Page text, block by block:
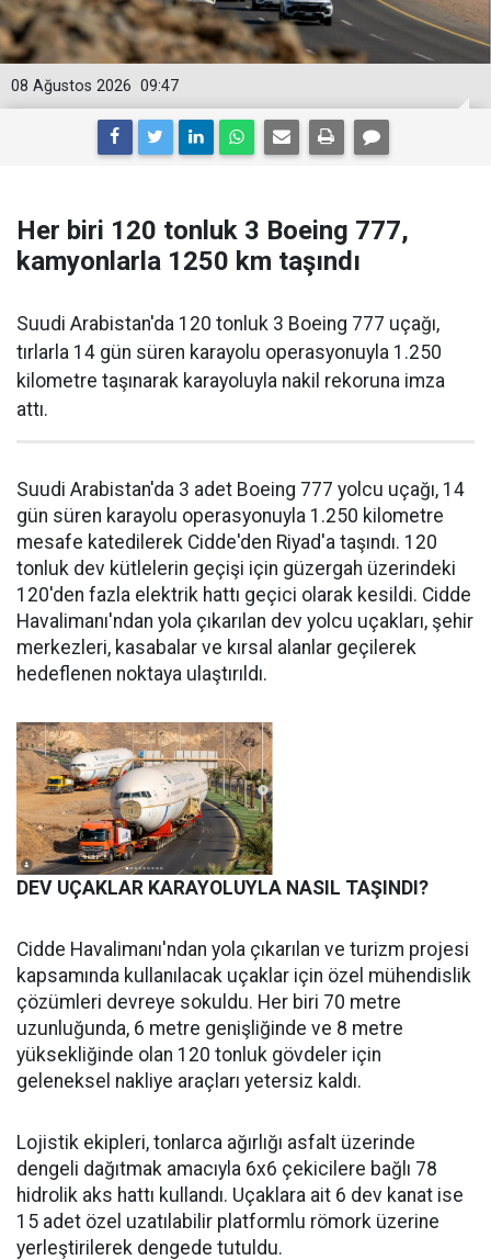
09:47
08 Ağustos 2026
Her biri 120 tonluk 3 Boeing 777,
kamyonlarla 1250 km taşındı
Suudi Arabistan'da 120 tonluk 3 Boeing 777 uçağı,
tırlarla 14 gün süren karayolu operasyonuyla 1.250
kilometre taşınarak karayoluyla nakil rekoruna imza
attı.
Suudi Arabistan'da 3 adet Boeing 777 yolcu uçağı, 14
gün süren karayolu operasyonuyla 1.250 kilometre
mesafe katedilerek Cidde'den Riyad'a taşındı. 120
tonluk dev kütlelerin geçişi için güzergah üzerindeki
120'den fazla elektrik hattı geçici olarak kesildi. Cidde
Havalimanı'ndan yola çıkarılan dev yolcu uçakları, şehir
merkezleri, kasabalar ve kırsal alanlar geçilerek
hedeflenen noktaya ulaştırıldı.
DEV UÇAKLAR KARAYOLUYLA NASIL TAŞINDI?
Cidde Havalimanı'ndan yola çıkarılan ve turizm projesi
kapsamında kullanılacak uçaklar için özel mühendislik
çözümleri devreye sokuldu. Her biri 70 metre
uzunluğunda, 6 metre genişliğinde ve 8 metre
yüksekliğinde olan 120 tonluk gövdeler için
geleneksel nakliye araçları yetersiz kaldı.
Lojistik ekipleri, tonlarca ağırlığı asfalt üzerinde
dengeli dağıtmak amacıyla 6x6 çekicilere bağlı 78
hidrolik aks hattı kullandı. Uçaklara ait 6 dev kanat ise
15 adet özel uzatılabilir platformlu römork üzerine
yerleştirilerek dengede tutuldu.